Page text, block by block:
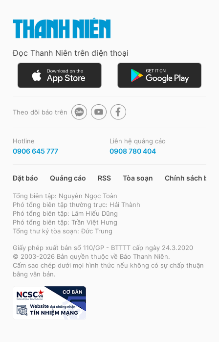
Đọc Thanh Niên trên điện thoại
Theo dõi báo trên
Hotline
0906 645 777
Liên hệ quảng cáo
0908 780 404
Đặt báo Quảng cáo RSS Tòa soạn Chính sách bảo
Tổng biên tập: Nguyễn Ngọc Toàn
Phó tổng biên tập thường trực: Hải Thành
Phó tổng biên tập: Lâm Hiếu Dũng
Phó tổng biên tập: Trần Việt Hưng
Tổng thư ký tòa soạn: Đức Trung
Giấy phép xuất bản số 110/GP - BTTTT cấp ngày 24.3.2020
© 2003-2026 Bản quyền thuộc về Báo Thanh Niên.
Cấm sao chép dưới mọi hình thức nếu không có sự chấp thuận
bằng văn bản.